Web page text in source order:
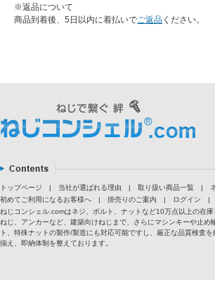
※返品について
商品到着後、5日以内に着払いでご返品 ください。
トップページ | 当社が選ばれる理由 | 取り扱い商品一覧 |
初めてご利用になるお客様へ
| 掛売りのご案内 | ログイン |
ねじコンシェル.comはネジ、ボルト、ナットなど10万点以上の在
ねじ、アンカーなど、建築向けねじまで、さらにマシンキーや止
ト、特殊ナットの製作/製造にも対応可能ですし、厳正な品質検査
揃え、即納体制を整えております。